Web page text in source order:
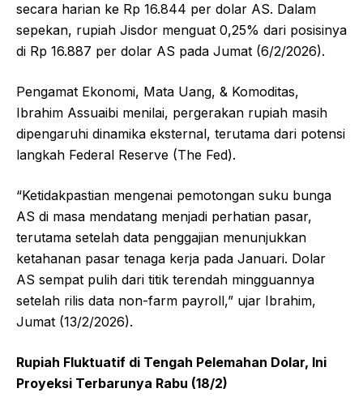
secara harian ke Rp 16.844 per dolar AS. Dalam
sepekan, rupiah Jisdor menguat 0,25% dari posisinya
di Rp 16.887 per dolar AS pada Jumat (6/2/2026).
Pengamat Ekonomi, Mata Uang, & Komoditas,
Ibrahim Assuaibi menilai, pergerakan rupiah masih
dipengaruhi dinamika eksternal, terutama dari potensi
langkah Federal Reserve (The Fed).
“Ketidakpastian mengenai pemotongan suku bunga
AS di masa mendatang menjadi perhatian pasar,
terutama setelah data penggajian menunjukkan
ketahanan pasar tenaga kerja pada Januari. Dolar
AS sempat pulih dari titik terendah mingguannya
setelah rilis data non-farm payroll,” ujar Ibrahim,
Jumat (13/2/2026).
Rupiah Fluktuatif di Tengah Pelemahan Dolar, Ini
Proyeksi Terbarunya Rabu (18/2)